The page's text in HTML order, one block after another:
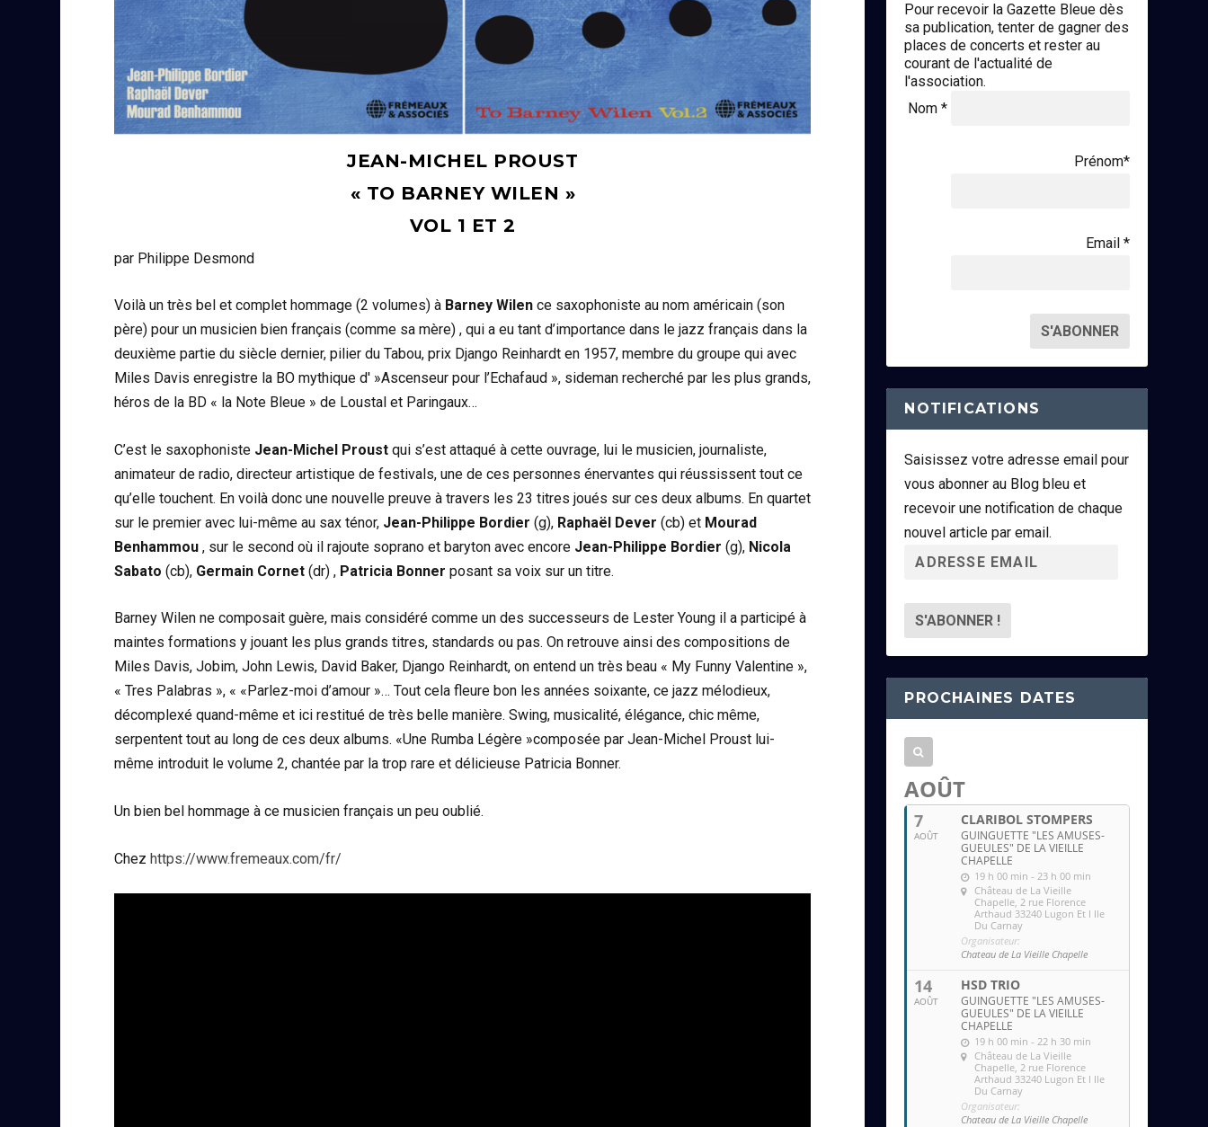
JEAN-MICHEL PROUST
« TO BARNEY WILEN »
VOL 1 ET 2
par Philippe Desmond
Voilà un très bel et complet hommage (2 volumes) à Barney Wilen ce saxophoniste au nom américain (son
père) pour un musicien bien français (comme sa mère) , qui a eu tant d’importance dans le jazz français dans la
deuxième partie du siècle dernier, pilier du Tabou, prix Django Reinhardt en 1957, membre du groupe qui avec
Miles Davis enregistre la BO mythique d' »Ascenseur pour l’Echafaud », sideman recherché par les plus grands,
héros de la BD « la Note Bleue » de Loustal et Paringaux…
C’est le saxophoniste Jean-Michel Proust qui s’est attaqué à cette ouvrage, lui le musicien, journaliste,
animateur de radio, directeur artistique de festivals, une de ces personnes énervantes qui réussissent tout ce
qu’elle touchent. En voilà donc une nouvelle preuve à travers les 23 titres joués sur ces deux albums. En quartet
sur le premier avec lui-même au sax ténor, Jean-Philippe Bordier (g), Raphaël Dever (cb) et Mourad
Benhammou , sur le second où il rajoute soprano et baryton avec encore Jean-Philippe Bordier (g), Nicola
Sabato (cb), Germain Cornet (dr) , Patricia Bonner posant sa voix sur un titre.
Barney Wilen ne composait guère, mais considéré comme un des successeurs de Lester Young il a participé à
maintes formations y jouant les plus grands titres, standards ou pas. On retrouve ainsi des compositions de
Miles Davis, Jobim, John Lewis, David Baker, Django Reinhardt, on entend un très beau « My Funny Valentine »,
« Tres Palabras », « «Parlez-moi d’amour »… Tout cela fleure bon les années soixante, ce jazz mélodieux,
décomplexé quand-même et ici restitué de très belle manière. Swing, musicalité, élégance, chic même,
serpentent tout au long de ces deux albums. «Une Rumba Légère »composée par Jean-Michel Proust lui-
même introduit le volume 2, chantée par la trop rare et délicieuse Patricia Bonner.
Un bien bel hommage à ce musicien français un peu oublié.
Chezhttps://www.fremeaux.com/fr/
Pour recevoir la Gazette Bleue dès
sa publication, tenter de gagner des
places de concerts et rester au
courant de l'actualité de
l'association.
Nom *
Prénom*
Email *
NOTIFICATIONS
Saisissez votre adresse email pour
vous abonner au Blog bleu et
recevoir une notification de chaque
nouvel article par email.
r
s
s
e
m
i
PROCHAINES DATES
AOÛT
7
AOÛT
CLARIBOL STOMPERS
GUINGUETTE "LES AMUSES-
GUEULES" DE LA VIEILLE
CHAPELLE
19 h 00 min - 23 h 00 min
Château de La Vieille
Chapelle , 2 rue Florence
Arthaud 33240 Lugon Et l Ile
Du Carnay
Organisateur:
Chateau de La Vieille Chapelle
14
AOÛT
HSD TRIO
GUINGUETTE "LES AMUSES-
GUEULES" DE LA VIEILLE
CHAPELLE
19 h 00 min - 22 h 30 min
Château de La Vieille
Chapelle , 2 rue Florence
Arthaud 33240 Lugon Et l Ile
Du Carnay
Organisateur:
Chateau de La Vieille Chapelle